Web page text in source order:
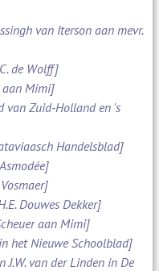
van Iterson aan mevr.
de Wolff]
aan Mimi]
van Zuid-Holland en 's
Handelsblad]
Douwes Dekker]
aan Mimi]
het Nieuwe Schoolblad]
van der Linden in De